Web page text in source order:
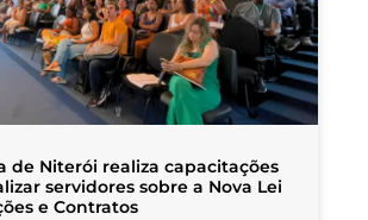
de Niterói realiza capacitações
servidores sobre a Nova Lei
e Contratos